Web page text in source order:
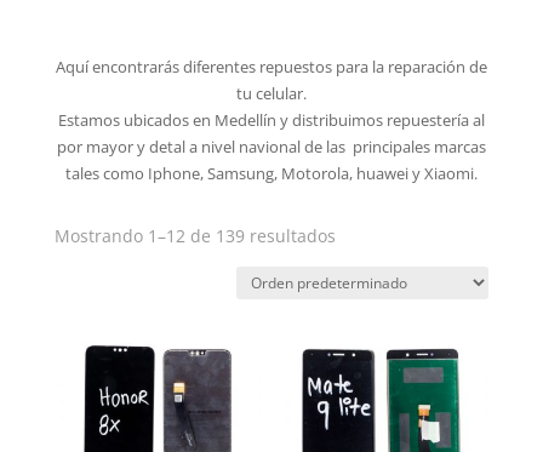
Aquí encontrarás diferentes repuestos para la reparación de
tu celular.
Estamos ubicados en Medellín y distribuimos repuestería al
por mayor y detal a nivel navional de las principales marcas
tales como Iphone, Samsung, Motorola, huawei y Xiaomi.
Mostrando 1–12 de 139 resultados